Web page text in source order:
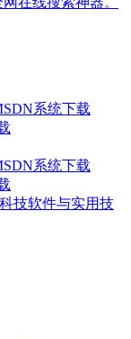
系统下载
系统下载
技软件与实用技